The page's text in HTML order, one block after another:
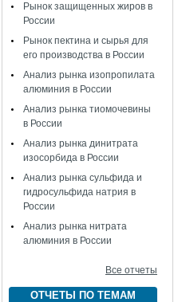
Рынок защищенных жиров в
России
Рынок пектина и сырья для
его производства в России
Анализ рынка изопропилата
алюминия в России
Анализ рынка тиомочевины
в России
Анализ рынка динитрата
изосорбида в России
Анализ рынка сульфида и
гидросульфида натрия в
России
Анализ рынка нитрата
алюминия в России
Все отчеты
ОТЧЕТЫ ПО ТЕМАМ